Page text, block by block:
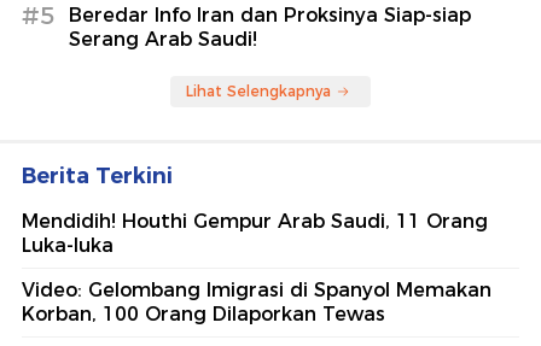
#5
Beredar Info Iran dan Proksinya Siap-siap
Serang Arab Saudi!
Lihat Selengkapnya
Berita Terkini
Mendidih! Houthi Gempur Arab Saudi, 11 Orang
Luka-luka
Video: Gelombang Imigrasi di Spanyol Memakan
Korban, 100 Orang Dilaporkan Tewas